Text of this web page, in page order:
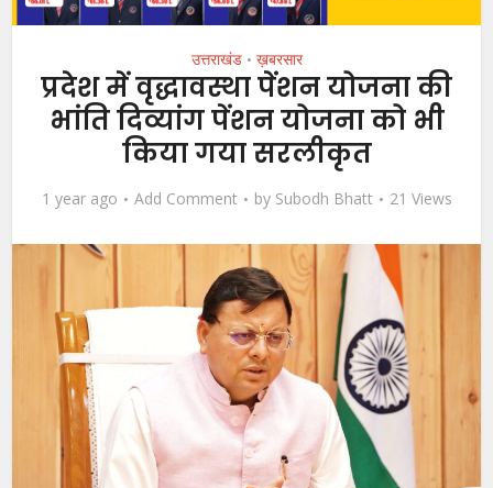
उत्तराखंड • ख़बरसार
प्रदेश में वृद्धावस्था पेंशन योजना की
भांति दिव्यांग पेंशन योजना को भी
किया गया सरलीकृत
1 year ago Add Comment by Subodh Bhatt 21 Views